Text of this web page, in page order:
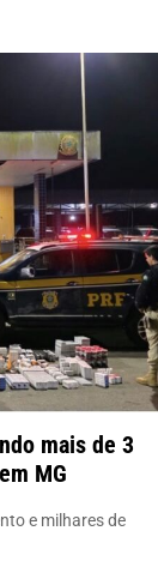
mais de 3
MG
e milhares de